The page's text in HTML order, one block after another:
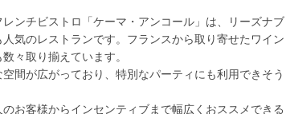
ンチビストロ「ケーマ・アンコール」は、リーズナブ
気のレストランです。フランスから取り寄せたワイン
々取り揃えています。
間が広がっており、特別なパーティにも利用できそう
お客様からインセンティブまで幅広くおススメできる